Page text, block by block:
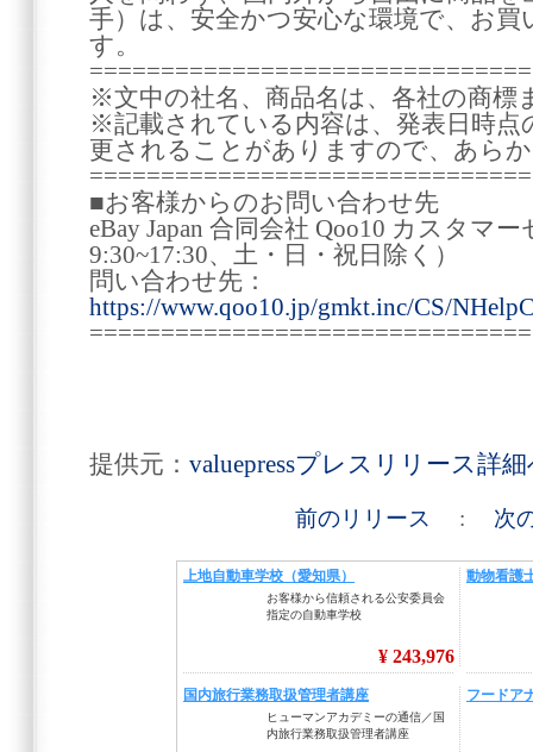
手）は、安全かつ安心な環境で、お
す。
※文中の社名、商品名は、各社の商標
※記載されている内容は、発表日時点
更されることがありますので、あら
■お客様からのお問い合わせ先
eBay Japan 合同会社 Qoo10 カスタマ
9:30~17:30、土・日・祝日除く）
問い合わせ先：
https://www.qoo10.jp/gmkt.inc/CS/
提供元： valuepressプレスリリース詳
前のリリース : 次